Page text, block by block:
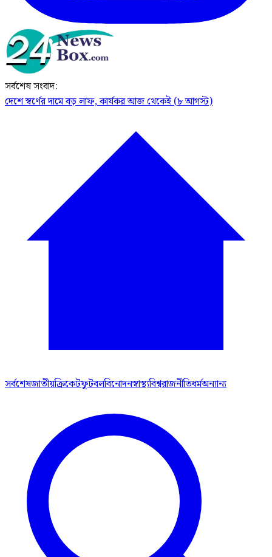
সর্বশেষ সংবাদ:
দেশে স্বর্ণের দামে বড় লাফ, কার্যকর আজ থেকেই (৮ আগস্ট)
সর্বশেষজাতীয়ক্রিকেটফুটবলবিনোদনস্বাস্থ্যবিশ্বরাজনীতিধর্মঅন্যান্য